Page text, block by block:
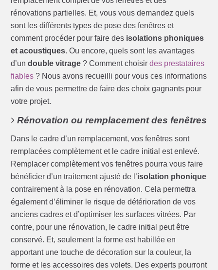
rénovations partielles. Et, vous vous demandez quels
sont les différents types de pose des fenêtres et
comment procéder pour faire des isolations phoniques
et acoustiques. Ou encore, quels sont les avantages
d’undouble vitrage ? Comment choisirdes prestataires
fiables ? Nous avons recueilli pour vous ces informations
afin de vous permettre de faire des choix gagnants pour
votre projet.
Rénovation ou remplacement des fenêtres
Dans le cadre d’un remplacement, vos fenêtres sont
remplacées complètement et le cadre initial est enlevé.
Remplacer complètement vos fenêtres pourra vous faire
bénéficier d’un traitement ajusté de l’isolation phonique
contrairement à la pose en rénovation. Cela permettra
également d’éliminer le risque de détérioration de vos
anciens cadres et d’optimiser les surfaces vitrées. Par
contre, pour une rénovation, le cadre initial peut être
conservé. Et, seulement la forme est habillée en
apportant une touche de décoration sur la couleur, la
forme et les accessoires des volets. Des experts pourront